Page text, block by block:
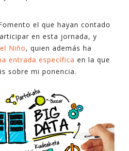
el que hayan contado
en esta jornada, y
Niño, quien además ha
entrada específica en la que
sobre mi ponencia.